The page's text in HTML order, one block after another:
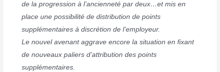
de la progression à l’ancienneté par deux…et mis en
place une possibilité de distribution de points
supplémentaires à discrétion de l’employeur.
Le nouvel avenant aggrave encore la situation en fixant
de nouveaux paliers d’attribution des points
supplémentaires.